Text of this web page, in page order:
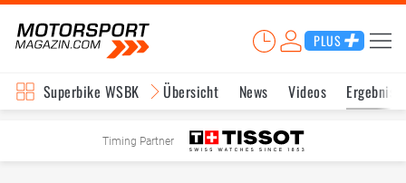
PLUS
Superbike WSBK Übersicht News Videos
Timing Partner